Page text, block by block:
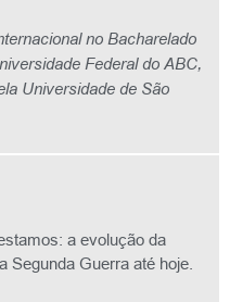
no Bacharelado
Federal do ABC,
Universidade de São
a evolução da
Segunda Guerra até hoje.